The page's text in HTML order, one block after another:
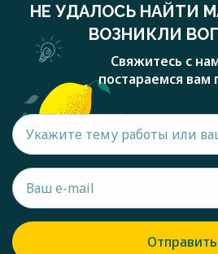
НЕ УДАЛОСЬ НАЙТИ
ВОЗНИКЛИ
Свяжитесь с
постараемся вам
Отправить